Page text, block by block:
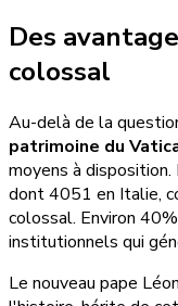
Des
colossal
Au-delà de la
patrimoine du
moyens à
dont 4051 en Italie,
colossal. Environ
institutionnels qui
Le nouveau pape